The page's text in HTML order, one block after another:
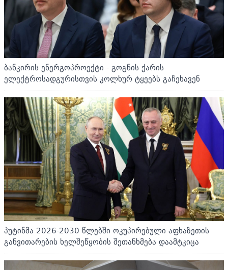
ბანკირის ენერგოპროექტი - გოგნის ქარის
ელექტროსადგურისთვის კოლხურ ტყეებს გაჩეხავენ
პუტინმა 2026-2030 წლებში ოკუპირებული აფხაზეთის
განვითარების ხელშეწყობის შეთანხმება დაამტკიცა